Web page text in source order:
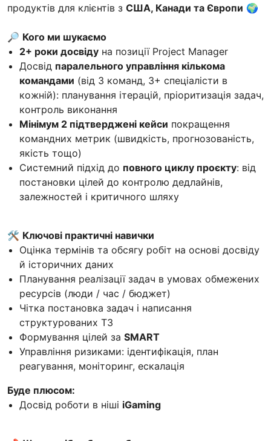
продуктів для клієнтів з США, Канади та Європи 🌍
🔎 Кого ми шукаємо
2+ роки досвіду на позиції Project Manager
Досвід паралельного управління кількома
командами (від 3 команд, 3+ спеціалісти в
кожній): планування ітерацій, пріоритизація задач,
контроль виконання
Мінімум 2 підтверджені кейси покращення
командних метрик (швидкість, прогнозованість,
якість тощо)
Системний підхід до повного циклу проєкту: від
постановки цілей до контролю дедлайнів,
залежностей і критичного шляху
🛠 Ключові практичні навички
Оцінка термінів та обсягу робіт на основі досвіду
й історичних даних
Планування реалізації задач в умовах обмежених
ресурсів (люди / час / бюджет)
Чітка постановка задач і написання
структурованих ТЗ
Формування цілей за SMART
Управління ризиками: ідентифікація, план
реагування, моніторинг, ескалація
Буде плюсом:
Досвід роботи в ніші iGaming